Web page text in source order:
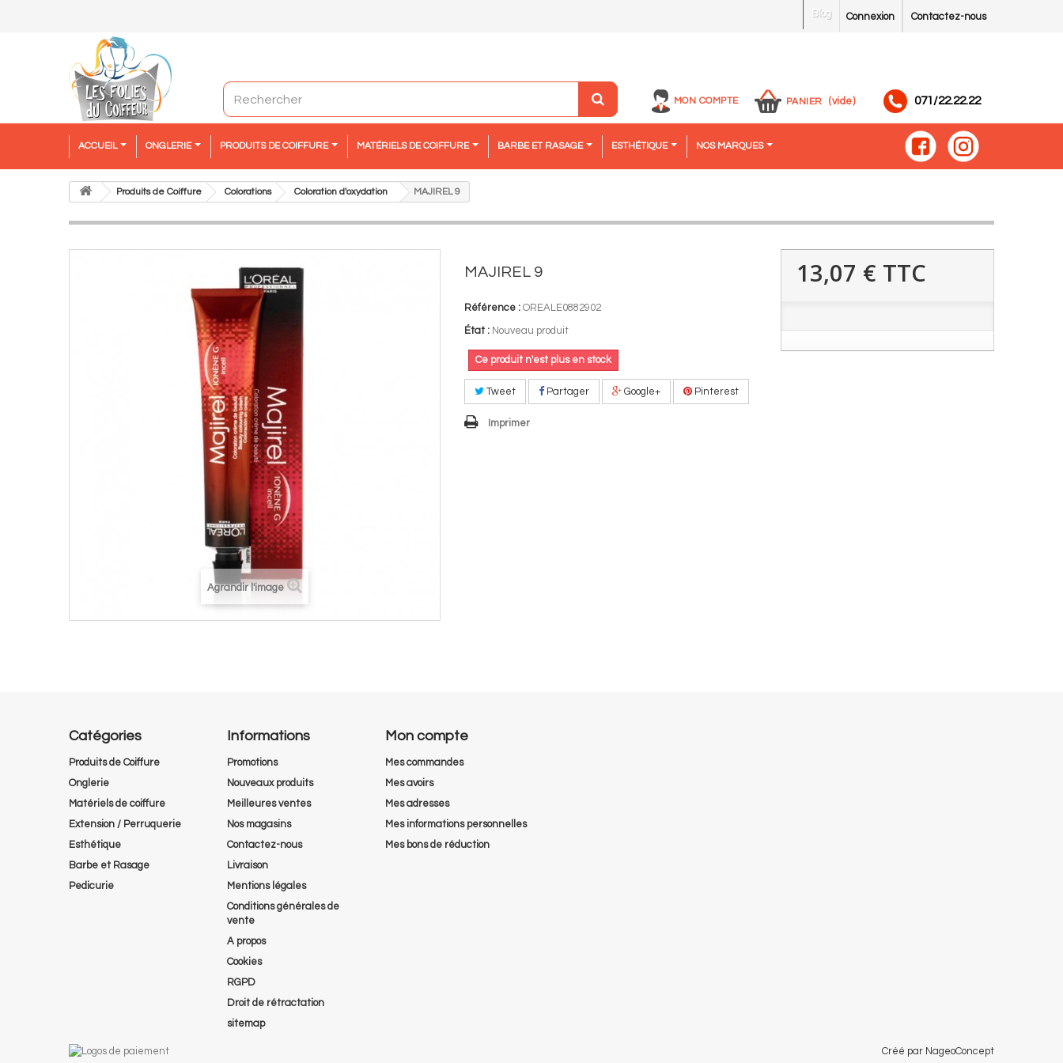
Contactez-nous
Connexion
Blog
MON COMPTE PANIER (vide) 071/22.22.22
ACCUEIL ONGLERIE PRODUITS DE COIFFURE MATÉRIELS DE COIFFURE BARBE ET RASAGE ESTHÉTIQUE NOS MARQUES
Produits de Coiffure Colorations Coloration d'oxydation MAJIREL 9
Agrandir l'image
MAJIREL 9
Référence : OREALE0882902
État : Nouveau produit
Ce produit n'est plus en stock
Tweet Partager Google+ Pinterest
Imprimer
13,07 € TTC
Catégories
Produits de Coiffure
Onglerie
Matériels de coiffure
Extension / Perruquerie
Esthétique
Barbe et Rasage
Pedicurie
Informations
Promotions
Nouveaux produits
Meilleures ventes
Nos magasins
Contactez-nous
Livraison
Mentions légales
Conditions générales de
vente
A propos
Cookies
RGPD
Droit de rétractation
sitemap
Mon compte
Mes commandes
Mes avoirs
Mes adresses
Mes informations personnelles
Mes bons de réduction
Créé par NageoConcept